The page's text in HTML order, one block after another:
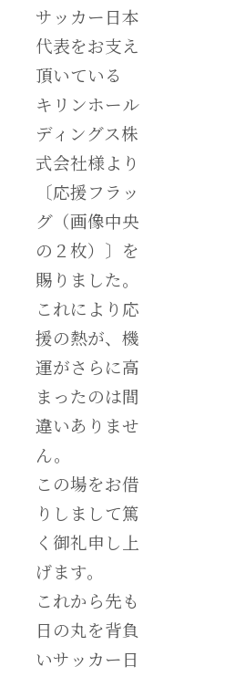
サッカー日本
代表をお支え
頂いている
キリンホール
ディングス株
式会社様より
〔応援フラッ
グ（画像中央
の２枚）〕を
賜りました。
これにより応
援の熱が、機
運がさらに高
まったのは間
違いありませ
ん。
この場をお借
りしまして篤
く御礼申し上
げます。
これから先も
日の丸を背負
いサッカー日